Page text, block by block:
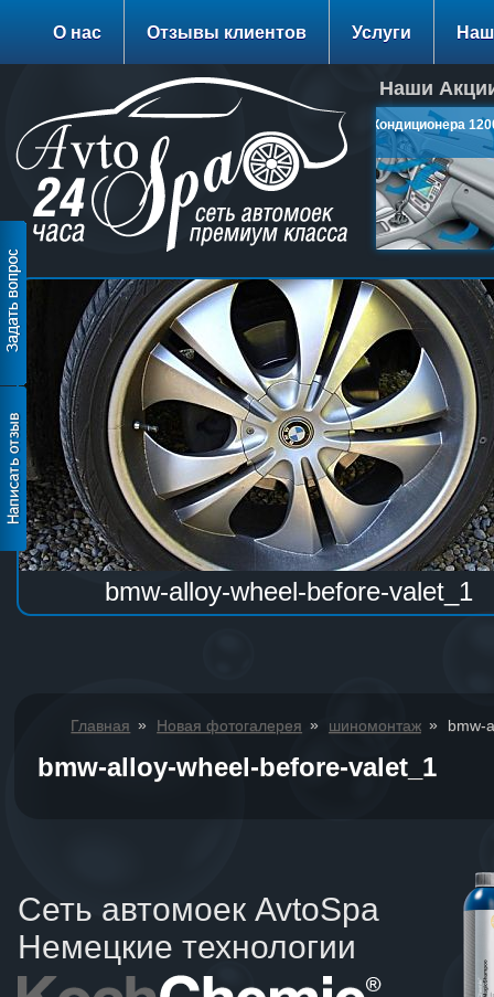
О нас Отзывы клиентов Услуги
Наши
Заправка Кондиционера 1200
руб.
bmw-alloy-wheel-before-valet_1
Главная » Новая фотогалерея » шиномонтаж » bmw-
bmw-alloy-wheel-before-valet_1
Сеть автомоек AvtoSpa
Немецкие технологии